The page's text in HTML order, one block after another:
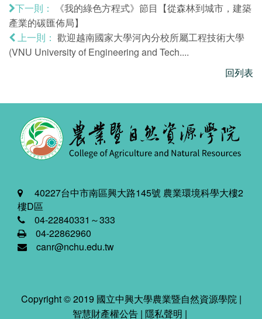
下一則：
《我的綠色方程式》節目【從森林到城市，建築
產業的碳匯佈局】
上一則：
歡迎越南國家大學河內分校所屬工程技術大學
(VNU University of Engineering and Tech....
回列表
40227台中市南區興大路145號 農業環境科學大樓2
樓D區
04-22840331～333
04-22862960
canr@nchu.edu.tw
Copyright © 2019 國立中興大學農業暨自然資源學院 |
智慧財產權公告 | 隱私聲明 |